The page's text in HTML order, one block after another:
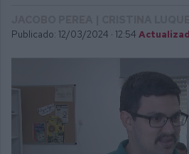
Publicado: 12/03/2024 · 12:54